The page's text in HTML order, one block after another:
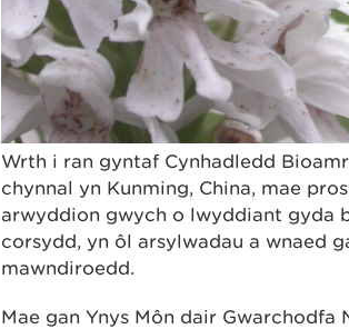
Wrth i ran gyntaf Cynhadledd
chynnal yn Kunming, China, mae
arwyddion gwych o lwyddiant gyda
corsydd, yn ôl arsylwadau a wnaed
mawndiroedd.
Mae gan Ynys Môn dair